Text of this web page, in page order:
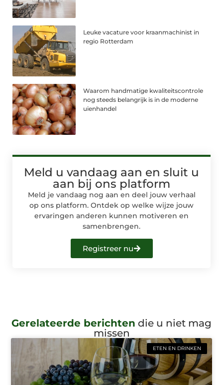
Leuke vacature voor kraanmachinist in
regio Rotterdam
Waarom handmatige kwaliteitscontrole
nog steeds belangrijk is in de moderne
uienhandel
Meld u vandaag aan en sluit u
aan bij ons platform
Meld je vandaag nog aan en deel jouw verhaal
op ons platform. Ontdek op welke wijze jouw
ervaringen anderen kunnen motiveren en
samenbrengen.
Registreer nu
Gerelateerde berichten die u niet mag
missen
ETEN EN DRINKEN